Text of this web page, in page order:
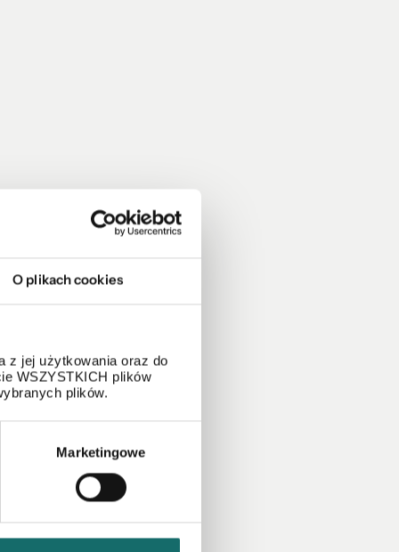
O plikach cookies
z jej użytkowania oraz do
WSZYSTKICH plików
plików.
Marketingowe